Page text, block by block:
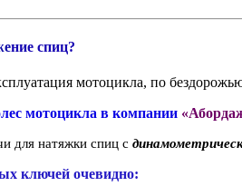
ние спиц?
мотоцикла, по
мотоцикла в компании
для натяжки спиц с
ключей очевидно: